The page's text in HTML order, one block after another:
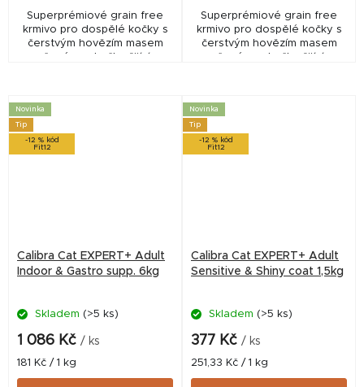
Superprémiové grain free
krmivo pro dospělé kočky s
čerstvým hovězím masem
určené pro kočky žijící v
Superprémiové grain free
krmivo pro dospělé kočky s
čerstvým hovězím masem
určené pro kočky žijící v
Novinka
Tip
-12 % kód
Fit12
Calibra Cat EXPERT+ Adult
Indoor & Gastro supp. 6kg
Skladem (>5 ks)
1 086 Kč / ks
Měrná
cena:
181 Kč / 1 kg
Novinka
Tip
-12 % kód
Fit12
Calibra Cat EXPERT+ Adult
Sensitive & Shiny coat 1,5kg
Skladem (>5 ks)
377 Kč / ks
Měrná
cena:
251,33 Kč / 1 kg